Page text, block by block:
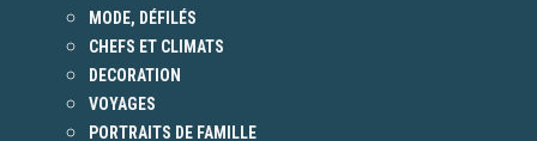
MODE, DÉFILÉS
CHEFS ET CLIMATS
DECORATION
VOYAGES
PORTRAITS DE FAMILLE